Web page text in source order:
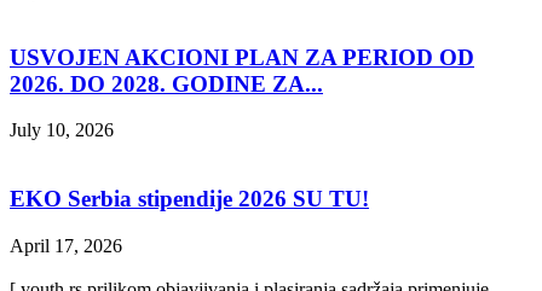
USVOJEN AKCIONI PLAN ZA PERIOD OD
2026. DO 2028. GODINE ZA...
July 10, 2026
EKO Serbia stipendije 2026 SU TU!
April 17, 2026